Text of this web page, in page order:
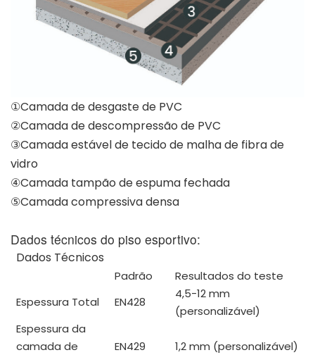
①Camada de desgaste de PVC
②Camada de descompressão de PVC
③Camada estável de tecido de malha de fibra de
vidro
④Camada tampão de espuma fechada
⑤Camada compressiva densa
Dados técnicos do piso esportivo:
Dados Técnicos
Padrão
Resultados do teste
Espessura Total
EN428
4,5-12 mm
(personalizável)
Espessura da
camada de
EN429 1,2 mm (personalizável)